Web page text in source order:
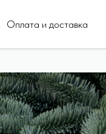
Оплата и доставка